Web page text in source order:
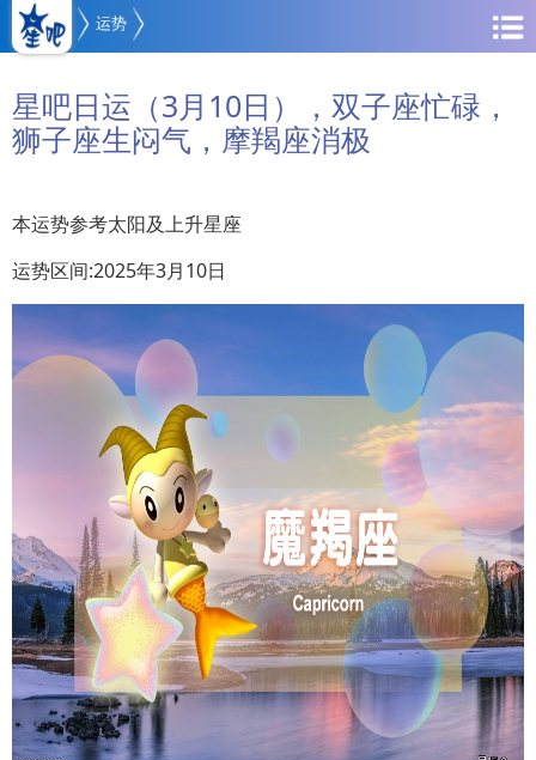
运势
星吧日运（3月10日），双子座忙碌，
狮子座生闷气，摩羯座消极
本运势参考太阳及上升星座
运势区间:2025年3月10日